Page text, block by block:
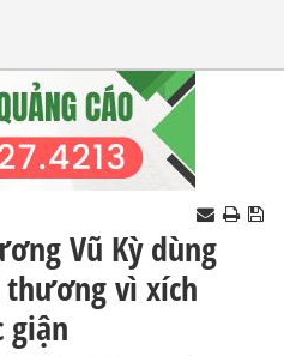
Vũ Kỳ dùng
vì xích
giận